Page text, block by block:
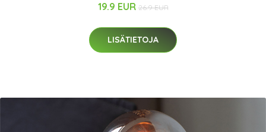
19.9 EUR 26.9 EUR
LISÄTIETOJA